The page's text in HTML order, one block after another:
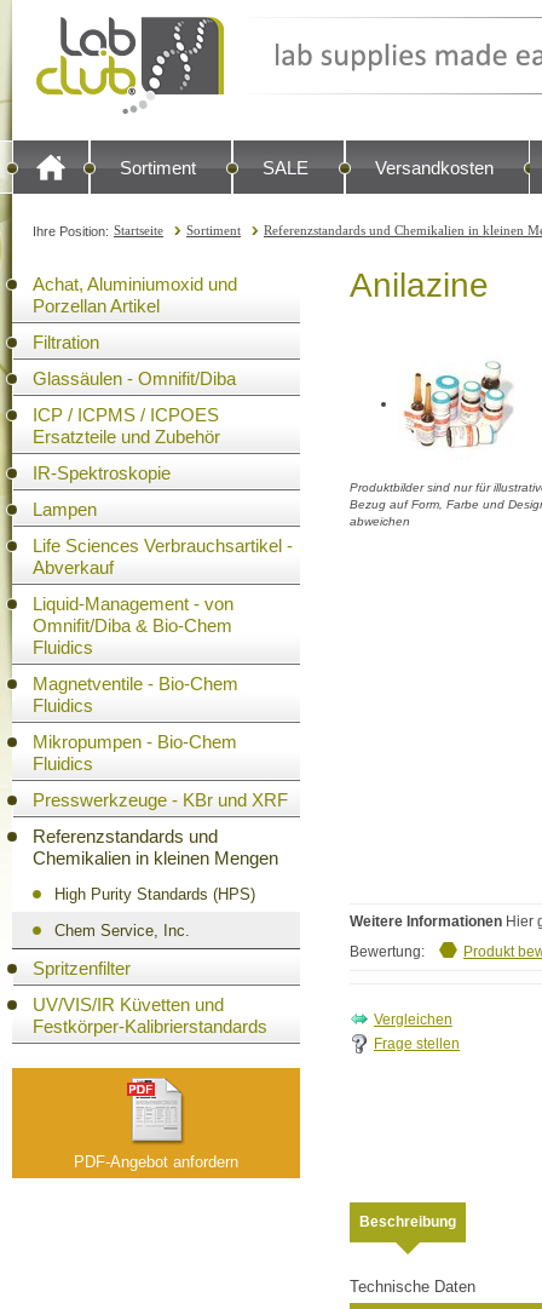
Sortiment SALE Versandkosten
Ihre Position: Startseite Sortiment Referenzstandards und Chemikalien in kleinen
Achat, Aluminiumoxid und
Porzellan Artikel
Filtration
Glassäulen - Omnifit/Diba
ICP / ICPMS / ICPOES
Ersatzteile und Zubehör
IR-Spektroskopie
Lampen
Life Sciences Verbrauchsartikel -
Abverkauf
Liquid-Management - von
Omnifit/Diba & Bio-Chem
Fluidics
Magnetventile - Bio-Chem
Fluidics
Mikropumpen - Bio-Chem
Fluidics
Presswerkzeuge - KBr und XRF
Referenzstandards und
Chemikalien in kleinen Mengen
High Purity Standards (HPS)
Chem Service, Inc.
Spritzenfilter
UV/VIS/IR Küvetten und
Festkörper-Kalibrierstandards
PDF-Angebot anfordern
Anilazine
Produktbilder sind nur für
Bezug auf Form, Farbe und
abweichen
Weitere Informationen Hier
Bewertung:
Produkt
Frage stellen
Beschreibung
Technische Daten